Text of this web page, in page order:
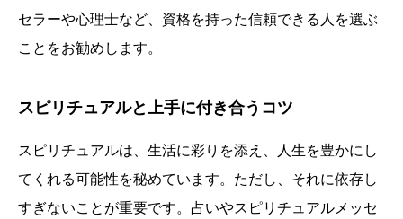
セラーや心理士など、資格を持った信頼できる人を選ぶ
ことをお勧めします。
スピリチュアルと上手に付き合うコツ
スピリチュアルは、生活に彩りを添え、人生を豊かにし
てくれる可能性を秘めています。ただし、それに依存し
すぎないことが重要です。占いやスピリチュアルメッセ